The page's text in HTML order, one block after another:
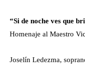
“Si de noche ves que
Homenaje al Maestro
Joselín Ledezma,